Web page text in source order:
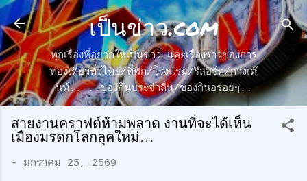
ข้ามไปที่เนื้อหาหลัก
เป็นข่าว.com
ทุกเรื่องที่อยากให้เป็นข่าว และเรื่องราวของการ
ท่องเที่ยวทั่วไทย/ที่พัก/โรงแรม/รีสอร์ท/กางเต๊
นท์.. ..ของกินประจำถื่น/ของกินอร่อยๆ..
สายงานคราฟต์ห้ามพลาด งานที่จะได้เห็น
เมืองมรดกโลกลุคใหม่...
- มกราคม 25, 2569